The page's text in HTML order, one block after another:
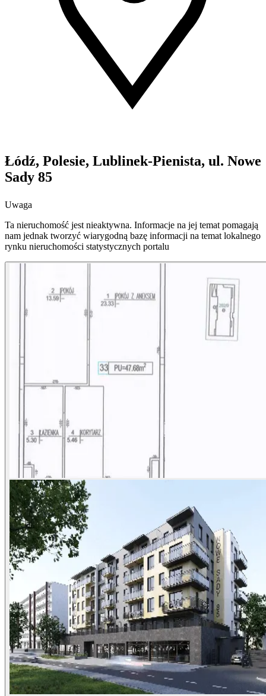
Łódź, Polesie, Lublinek-Pienista, ul. Nowe
Sady 85
Uwaga
Ta nieruchomość jest nieaktywna. Informacje na jej temat pomagają
nam jednak tworzyć wiarygodną bazę informacji na temat lokalnego
rynku nieruchomości statystycznych portalu